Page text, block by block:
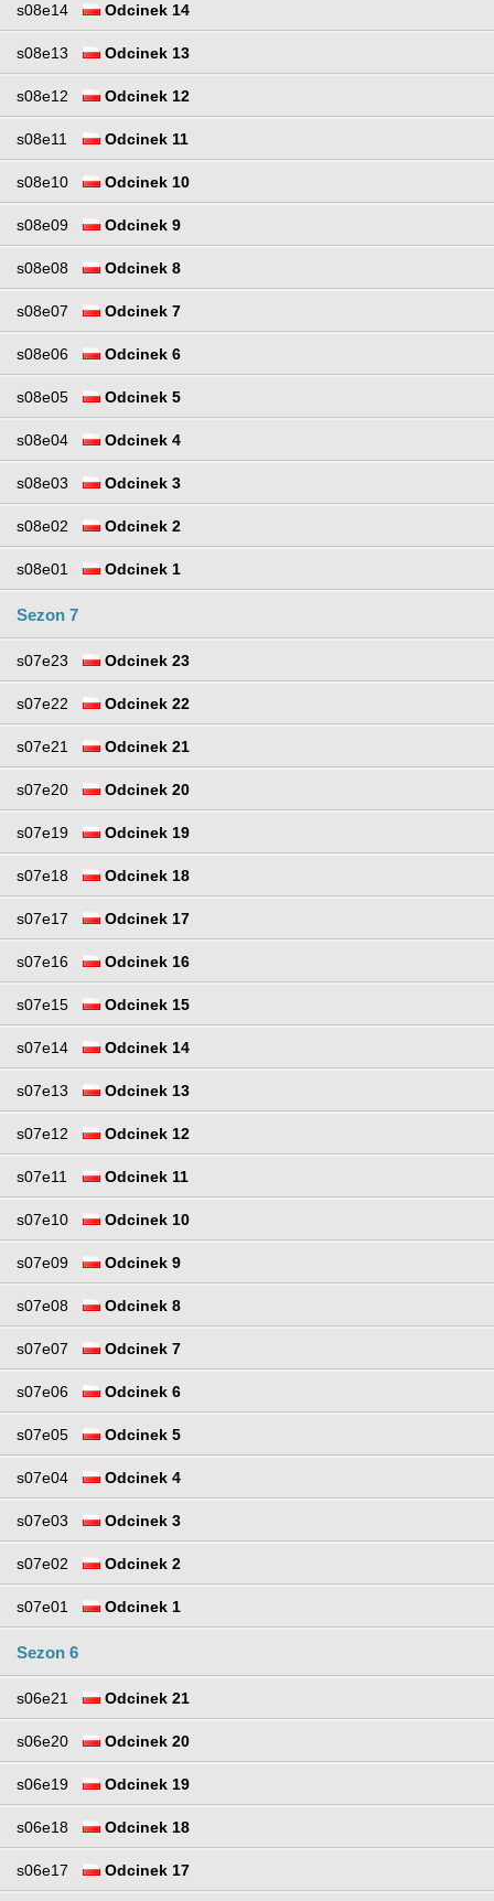
s08e14 Odcinek 14
s08e13 Odcinek 13
s08e12 Odcinek 12
s08e11 Odcinek 11
s08e10 Odcinek 10
s08e09 Odcinek 9
s08e08 Odcinek 8
s08e07 Odcinek 7
s08e06 Odcinek 6
s08e05 Odcinek 5
s08e04 Odcinek 4
s08e03 Odcinek 3
s08e02 Odcinek 2
s08e01 Odcinek 1
Sezon 7
s07e23 Odcinek 23
s07e22 Odcinek 22
s07e21 Odcinek 21
s07e20 Odcinek 20
s07e19 Odcinek 19
s07e18 Odcinek 18
s07e17 Odcinek 17
s07e16 Odcinek 16
s07e15 Odcinek 15
s07e14 Odcinek 14
s07e13 Odcinek 13
s07e12 Odcinek 12
s07e11 Odcinek 11
s07e10 Odcinek 10
s07e09 Odcinek 9
s07e08 Odcinek 8
s07e07 Odcinek 7
s07e06 Odcinek 6
s07e05 Odcinek 5
s07e04 Odcinek 4
s07e03 Odcinek 3
s07e02 Odcinek 2
s07e01 Odcinek 1
Sezon 6
s06e21 Odcinek 21
s06e20 Odcinek 20
s06e19 Odcinek 19
s06e18 Odcinek 18
s06e17 Odcinek 17